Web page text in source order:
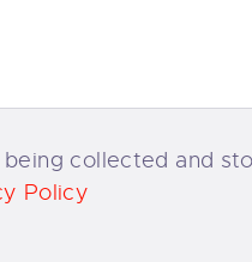
collected and
Policy